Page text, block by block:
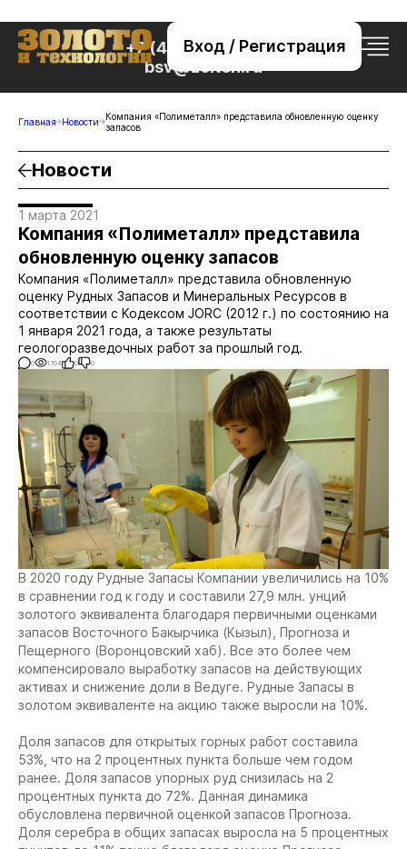
Вход / Регистрация
+7 (495) 221-76-32
bsv@zolteh.ru
Главная Новости
Компания «Полиметалл» представила обновленную оценку
запасов
Новости
1 марта 2021
Компания «Полиметалл» представила
обновленную оценку запасов
Компания «Полиметалл» представила обновленную
оценку Рудных Запасов и Минеральных Ресурсов в
соответствии с Кодексом JORC (2012 г.) по состоянию на
1 января 2021 года, а также результаты
геологоразведочных работ за прошлый год.
0 1704 0 0
В 2020 году Рудные Запасы Компании увеличились на 10%
в сравнении год к году и составили 27,9 млн. унций
золотого эквивалента благодаря первичными оценками
запасов Восточного Бакырчика (Кызыл), Прогноза и
Пещерного (Воронцовский хаб). Все это более чем
компенсировало выработку запасов на действующих
активах и снижение доли в Ведуге. Рудные Запасы в
золотом эквиваленте на акцию также выросли на 10%.
Доля запасов для открытых горных работ составила
53%, что на 2 процентных пункта больше чем годом
ранее. Доля запасов упорных руд снизилась на 2
процентных пункта до 72%. Данная динамика
обусловлена первичной оценкой запасов Прогноза.
Доля серебра в общих запасах выросла на 5 процентных